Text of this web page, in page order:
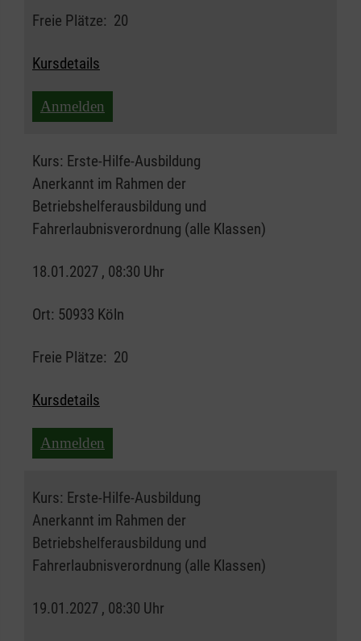
Freie Plätze: 20
Kursdetails
Anmelden
Kurs: Erste-Hilfe-Ausbildung
Anerkannt im Rahmen der
Betriebshelferausbildung und
Fahrerlaubnisverordnung (alle Klassen)
18.01.2027 , 08:30 Uhr
Ort: 50933 Köln
Freie Plätze: 20
Kursdetails
Anmelden
Kurs: Erste-Hilfe-Ausbildung
Anerkannt im Rahmen der
Betriebshelferausbildung und
Fahrerlaubnisverordnung (alle Klassen)
19.01.2027 , 08:30 Uhr